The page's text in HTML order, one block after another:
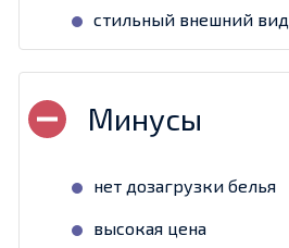
стильный внешний вид
нет дозагрузки белья
высокая цена